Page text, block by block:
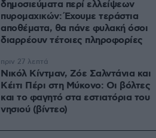
δημοσιεύματα περί ελλείψεων
πυρομαχικών: Έχουμε τεράστια
αποθέματα, θα πάνε φυλακή όσοι
διαρρέουν τέτοιες πληροφορίες
Νικόλ Κίντμαν, Ζόε Σαλντάνια και
Κέιτι Πέρι στη Μύκονο: Οι βόλτες
και το φαγητό στα εστιατόρια του
νησιού (βίντεο)
πριν 27 λεπτά